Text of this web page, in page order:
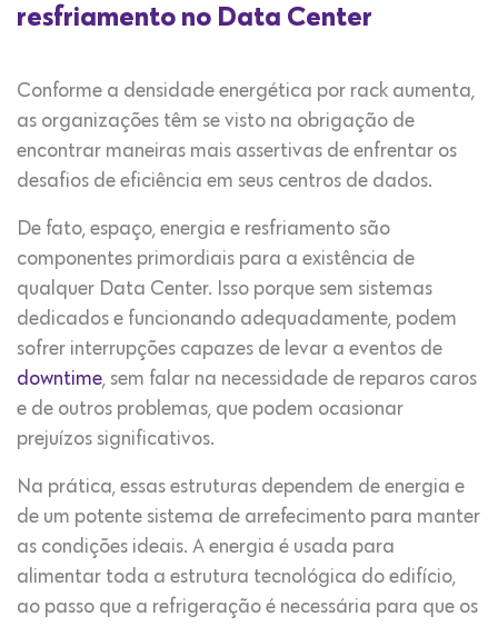
resfriamento no Data Center
Conforme a densidade energética por rack aumenta,
as organizações têm se visto na obrigação de
encontrar maneiras mais assertivas de enfrentar os
desafios de eficiência em seus centros de dados.
De fato, espaço, energia e resfriamento são
componentes primordiais para a existência de
qualquer Data Center. Isso porque sem sistemas
dedicados e funcionando adequadamente, podem
sofrer interrupções capazes de levar a eventos de
downtime, sem falar na necessidade de reparos caros
e de outros problemas, que podem ocasionar
prejuízos significativos.
Na prática, essas estruturas dependem de energia e
de um potente sistema de arrefecimento para manter
as condições ideais. A energia é usada para
alimentar toda a estrutura tecnológica do edifício,
ao passo que a refrigeração é necessária para que os